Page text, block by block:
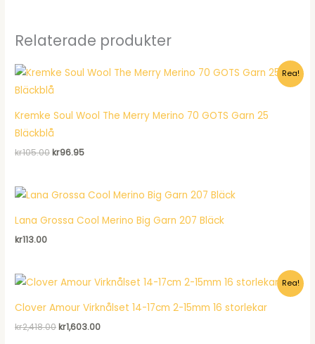
Relaterade produkter
Rea!
Kremke Soul Wool The Merry Merino 70 GOTS Garn 25
Bläckblå
kr105.00Det
kr105.00.
kr96.95Det
kr96.95.
Lana Grossa Cool Merino Big Garn 207 Bläck
kr113.00
Rea!
Clover Amour Virknålset 14-17cm 2-15mm 16 storlekar
kr2,418.00Det
kr1,603.00Det